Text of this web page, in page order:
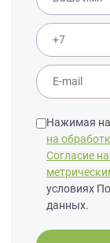
Нажимая на
на
Согласие
условиях
данных.